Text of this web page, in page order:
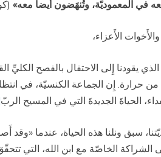
في المعموديّة، وتُنهَضون أَيضاً معه» (كو 2:
والأَخوات الأَعزاء،
الذي يقودنا إِلى الاحتفال بالفصح
حرارة. إِن الجماعة الكنسيّة، في
الحياةَ الجديدةَ التي في المسيح الربّ
سبق ونلنا هذه الحياة، عندما
الشراكة الخاصّة مع ابن الله، التي